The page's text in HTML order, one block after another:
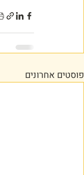
פוסטים אחרונים